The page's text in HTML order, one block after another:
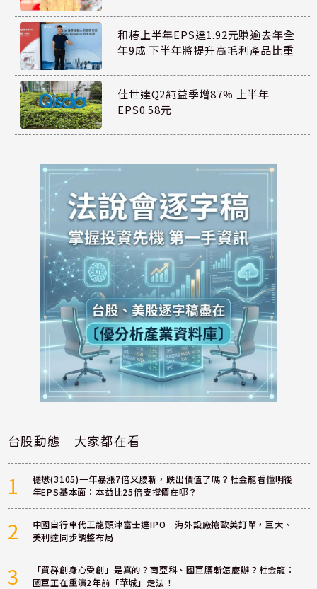
和椿上半年EPS達1.92元賺逾去年全
年9成 下半年將提升高毛利產品比重
佳世達Q2純益季增87% 上半年
EPS0.58元
台股動態｜大家都在看
1
穩懋(3105)一年暴漲7倍又腰斬，跌出價值了嗎？杜金龍看懂明後
年EPS基本面：本益比25倍支撐價在哪？
2
中國自行車代工龍頭津富士達IPO 海外設廠搶歐美訂單，巨大、
美利達同步調整布局
3
「買群創身心受創」是真的？南亞科、國巨腰斬怎麼辦？杜金龍：
國巨正在重演2年前「華城」走法！